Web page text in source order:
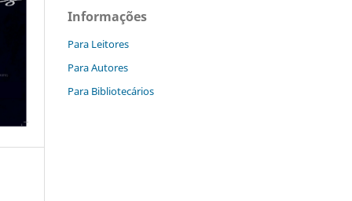
Informações
Para Leitores
Para Autores
Para Bibliotecários